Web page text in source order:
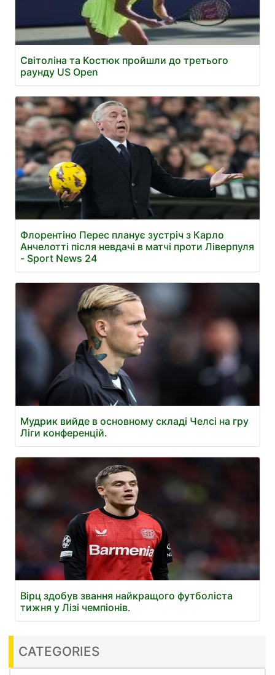
Світоліна та Костюк пройшли до третього
раунду US Open
Флорентіно Перес планує зустріч з Карло
Анчелотті після невдачі в матчі проти Ліверпуля
- Sport News 24
Мудрик вийде в основному складі Челсі на гру
Ліги конференцій.
Вірц здобув звання найкращого футболіста
тижня у Лізі чемпіонів.
CATEGORIES